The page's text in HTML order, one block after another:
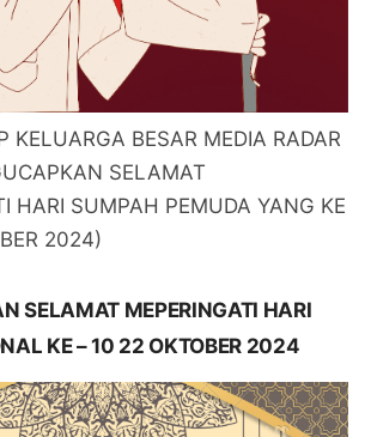
KELUARGA BESAR MEDIA RADAR
SELAMAT
HARI SUMPAH PEMUDA YANG KE
2024)
SELAMAT MEPERINGATI HARI
KE – 10 22 OKTOBER 2024